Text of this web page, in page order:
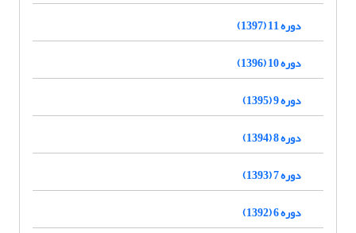
دوره 11 (1397)
دوره 10 (1396)
دوره 9 (1395)
دوره 8 (1394)
دوره 7 (1393)
دوره 6 (1392)